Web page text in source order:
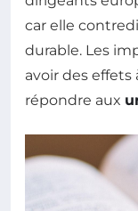
car elle
durable. Les
avoir des
répondre aux